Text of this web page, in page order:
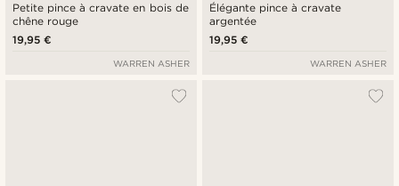
Petite pince à cravate en bois de
chêne rouge
19,95 €
WARREN ASHER
Élégante pince à cravate
argentée
19,95 €
WARREN ASHER